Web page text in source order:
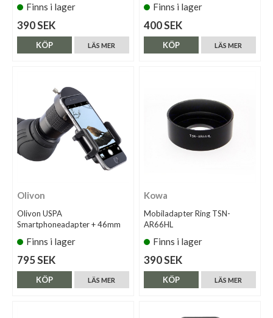
Finns i lager
390 SEK
LÄS MER
KÖP
Finns i lager
400 SEK
LÄS MER
KÖP
Olivon
Olivon USPA
Smartphoneadapter + 46mm
Finns i lager
795 SEK
LÄS MER
KÖP
Kowa
Mobiladapter Ring TSN-
AR66HL
Finns i lager
390 SEK
LÄS MER
KÖP